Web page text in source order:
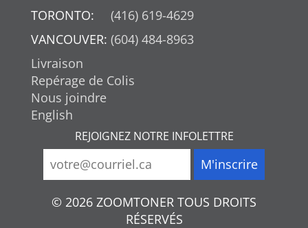
TORONTO:
(416) 619-4629
VANCOUVER: (604) 484-8963
Livraison
Repérage de Colis
Nous joindre
English
REJOIGNEZ NOTRE INFOLETTRE
© 2026 ZOOMTONER TOUS DROITS
RÉSERVÉS